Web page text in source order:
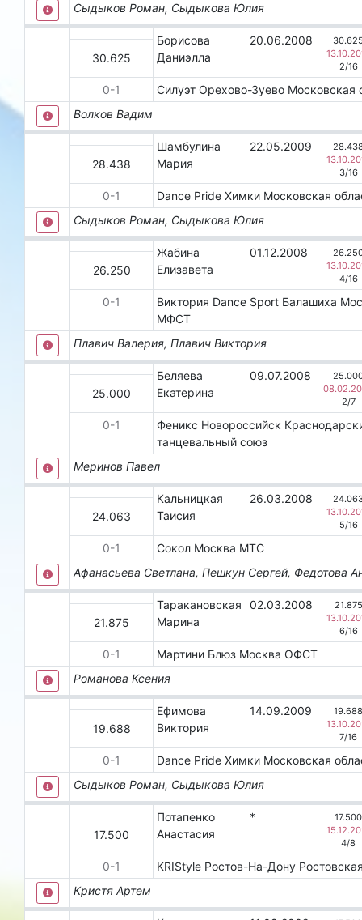
Сыдыков Роман, Сыдыкова Юлия
Борисова
Даниэлла
20.06.2008
2/16
30.625
0-1 СилуэтОрехово-Зуево Московская
Волков Вадим
Шамбулина
Мария
22.05.2009
3/16
28.438
0-1 Dаnсе РridеХимки Московская
Сыдыков Роман, Сыдыкова Юлия
Жабина
Елизавета
01.12.2008
4/16
26.250
0-1 Виктория Dance Sport Балашиха
МФСТ
Плавич Валерия, Плавич Виктория
Беляева
Екатерина
09.07.2008
2/7
25.000
0-1 Феникс Новороссийск
танцевальный союз
Меринов Павел
Кальницкая
Таисия
26.03.2008
5/16
24.063
0-1 Сокол Москва МТС
Афанасьева Светлана, Пешкун Сергей, Федотова
Таракановская
Марина
02.03.2008
21.875
6/16
21.875
0-1 Мартини Блюз МоскваОФСТ
Романова Ксения
Ефимова
Виктория
14.09.2009
7/16
19.688
0-1 Dаnсе РridеХимки Московская
Сыдыков Роман, Сыдыкова Юлия
Потапенко
Анастасия
*
17.500
4/8
17.500
0-1 KRIStyle Ростов-На-Дону
Кристя Артем